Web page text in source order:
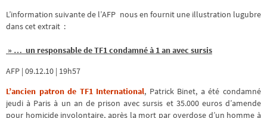
L’information suivante de l’AFP nous en fournit une illustration lugubre
dans cet extrait :
» … un responsable de TF1 condamné à 1 an avec sursis
AFP | 09.12.10 | 19h57
L’ancien patron de TF1 International, Patrick Binet, a été condamné
jeudi à Paris à un an de prison avec sursis et 35.000 euros d’amende
pour homicide involontaire, après la mort par overdose d’un homme à